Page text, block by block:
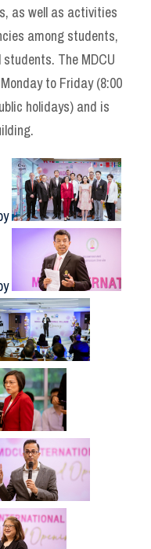
as well as activities
among students,
The MDCU
to Friday (8:00
holidays) and is